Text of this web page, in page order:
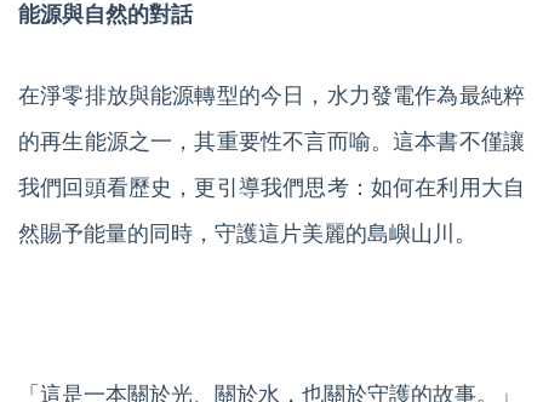
能源與自然的對話
在淨零排放與能源轉型的今日，水力發電作為最純粹
的再生能源之一，其重要性不言而喻。這本書不僅讓
我們回頭看歷史，更引導我們思考：如何在利用大自
然賜予能量的同時，守護這片美麗的島嶼山川。
「這是一本關於光、關於水，也關於守護的故事。」